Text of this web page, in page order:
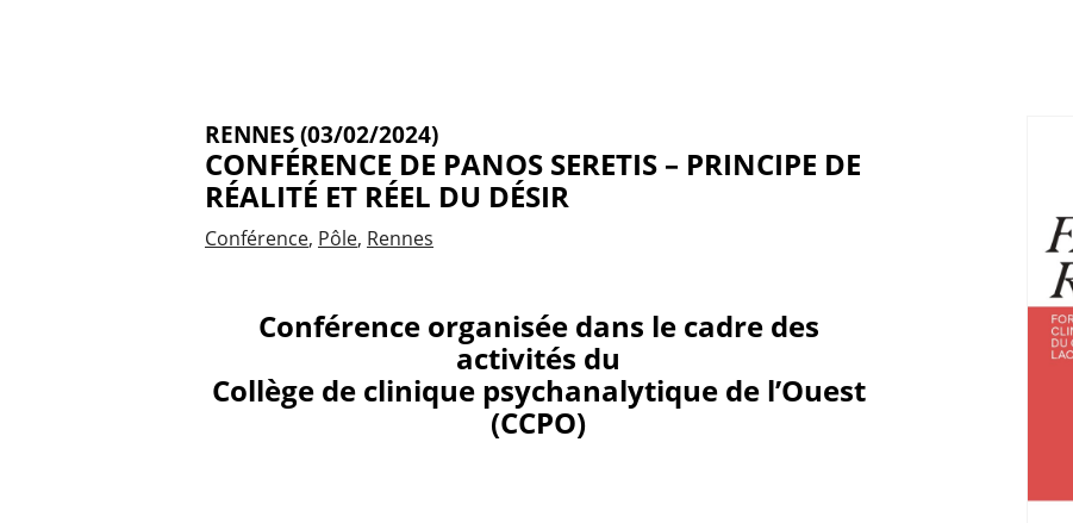
RENNES (03/02/2024)
CONFÉRENCE DE PANOS SERETIS – PRINCIPE DE
RÉALITÉ ET RÉEL DU DÉSIR
Conférence Pôle Rennes
Conférence organisée dans le cadre des
activités du
Collège de clinique psychanalytique de l’Ouest
(CCPO)